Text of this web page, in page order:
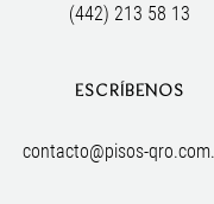
(442) 213 58 13
ESCRÍBENOS
contacto@pisos-